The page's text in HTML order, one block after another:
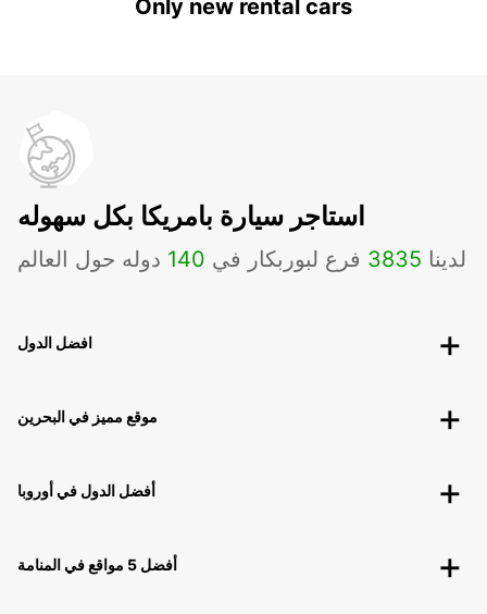
Only new rental cars
استاجر سيارة بامريكا بكل سهوله
لدينا 3835 فرع لبوربكار في 140 دوله حول العالم
افضل الدول
موقع مميز في البحرين
أفضل الدول في أوروبا
أفضل 5 مواقع في المنامة